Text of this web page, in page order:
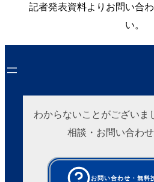
記者発表資料よりお問い合
い。
わからないことがございま
相談・お問い合わせ
お問い合わせ・無料